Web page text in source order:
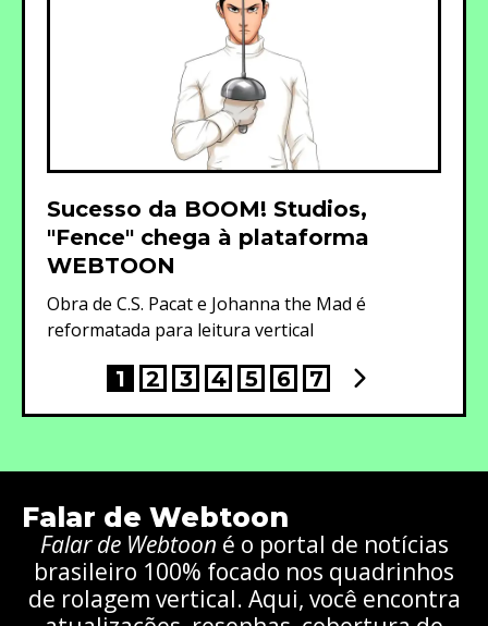
Sucesso da BOOM! Studios,
"Fence" chega à plataforma
WEBTOON
Obra de C.S. Pacat e Johanna the Mad é
reformatada para leitura vertical
1 2 3 4 5 6 7
Falar de Webtoon
Falar de Webtoon é o portal de notícias
brasileiro 100% focado nos quadrinhos
de rolagem vertical. Aqui, você encontra